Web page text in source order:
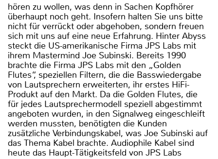
hören zu wollen, was denn in Sachen Kopfhörer
überhaupt noch geht. Insofern halten Sie uns bitte
nicht für verrückt oder abgehoben, sondern freuen
sich mit uns auf eine neue Erfahrung. Hinter Abyss
steckt die US-amerikanische Firma JPS Labs mit
ihrem Mastermind Joe Subinski. Bereits 1990
brachte die Firma JPS Labs mit den „Golden
Flutes“, speziellen Filtern, die die Basswiedergabe
von Lautsprechern erweiterten, ihr erstes HiFi-
Produkt auf den Markt. Da die Golden Flutes, die
für jedes Lautsprechermodell speziell abgestimmt
angeboten wurden, in den Signalweg eingeschleift
werden mussten, benötigten die Kunden
zusätzliche Verbindungskabel, was Joe Subinski auf
das Thema Kabel brachte. Audiophile Kabel sind
heute das Haupt-Tätigkeitsfeld von JPS Labs